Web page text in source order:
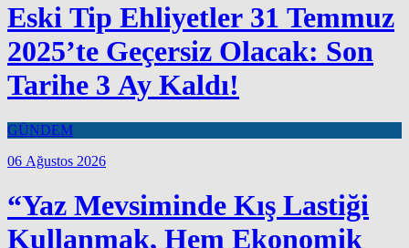
Eski Tip Ehliyetler 31 Temmuz
2025’te Geçersiz Olacak: Son
Tarihe 3 Ay Kaldı!
GÜNDEM
06 Ağustos 2026
“Yaz Mevsiminde Kış Lastiği
Kullanmak, Hem Ekonomik